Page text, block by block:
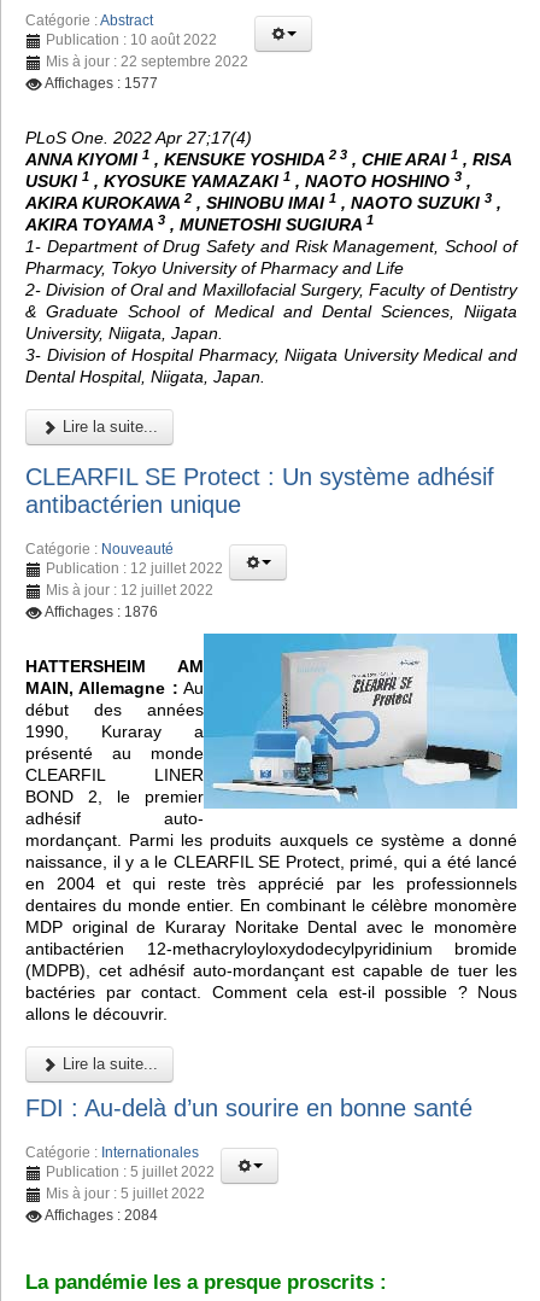
Catégorie :Abstract
Publication : 10 août 2022
Mis à jour : 22 septembre 2022
Affichages : 1577
PLoS One. 2022 Apr 27;17(4)
ANNA KIYOMI 1 , KENSUKE YOSHIDA 2 3 , CHIE ARAI 1 , RISA
USUKI 1 , KYOSUKE YAMAZAKI 1 , NAOTO HOSHINO 3 ,
AKIRA KUROKAWA 2 , SHINOBU IMAI 1 , NAOTO SUZUKI 3 ,
AKIRA TOYAMA 3 , MUNETOSHI SUGIURA 1
1- Department of Drug Safety and Risk Management, School of
Pharmacy, Tokyo University of Pharmacy and Life
2- Division of Oral and Maxillofacial Surgery, Faculty of Dentistry
& Graduate School of Medical and Dental Sciences, Niigata
University, Niigata, Japan.
3- Division of Hospital Pharmacy, Niigata University Medical and
Dental Hospital, Niigata, Japan.
Lire la suite...
CLEARFIL SE Protect : Un système adhésif
antibactérien unique
Catégorie : Nouveauté
Publication : 12 juillet 2022
Mis à jour : 12 juillet 2022
Affichages : 1876
HATTERSHEIM AM
MAIN, Allemagne : Au
début des années
1990, Kuraray a
présenté au monde
CLEARFIL LINER
BOND 2, le premier
adhésif auto-
mordançant. Parmi les produits auxquels ce système a donné
naissance, il y a le CLEARFIL SE Protect, primé, qui a été lancé
en 2004 et qui reste très apprécié par les professionnels
dentaires du monde entier. En combinant le célèbre monomère
MDP original de Kuraray Noritake Dental avec le monomère
antibactérien 12-methacryloyloxydodecylpyridinium bromide
(MDPB), cet adhésif auto-mordançant est capable de tuer les
bactéries par contact. Comment cela est-il possible ? Nous
allons le découvrir.
Lire la suite...
FDI : Au-delà d’un sourire en bonne santé
Catégorie : Internationales
Publication : 5 juillet 2022
Mis à jour : 5 juillet 2022
Affichages : 2084
La pandémie les a presque proscrits :